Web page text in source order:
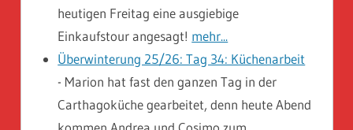
heutigen Freitag eine ausgiebige
Einkaufstour angesagt! mehr...
Überwinterung 25/26: Tag 34: Küchenarbeit
- Marion hat fast den ganzen Tag in der
Carthagoküche gearbeitet, denn heute Abend